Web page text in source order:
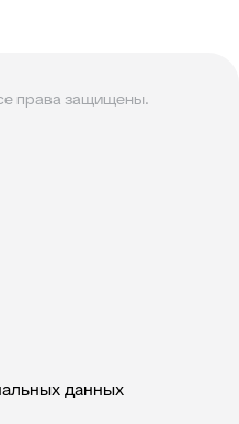
права защищены.
данных